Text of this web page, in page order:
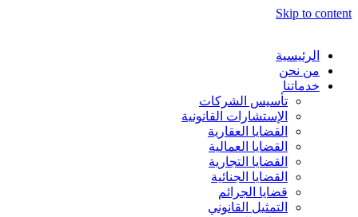
Skip to content
الرئيسية
من نحن
خدماتنا
تأسيس الشركات
الإستشارات القانونية
القضايا العقارية
القضايا العمالية
القضايا التجارية
القضايا الجنائية
قضايا الجرائم
التمثيل القانوني